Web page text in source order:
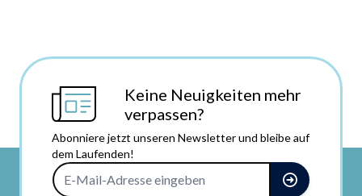
Keine Neuigkeiten mehr
verpassen?
Abonniere jetzt unseren Newsletter und bleibe auf
dem Laufenden!